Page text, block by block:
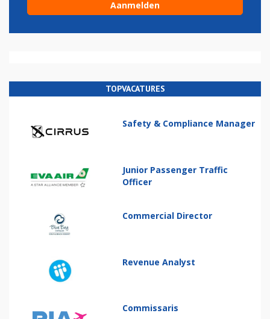
TOPVACATURES
Safety & Compliance Manager
Junior Passenger Traffic
Officer
Commercial Director
Revenue Analyst
Commissaris